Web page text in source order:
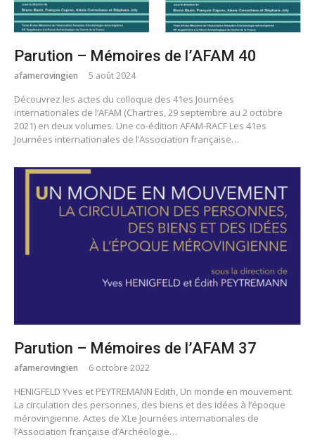
Parution – Mémoires de l’AFAM 40
afamerovingien 5 août 2024
Découvrez les actes du colloque des 41es Journées
internationales de l’AFAM (Chartres, 29 septembre au 2 octobre
2021) en deux volumes. Une co-édition AFAM-RACF Les 41es
Journées internationales de l’Association française…
Parution – Mémoires de l’AFAM 37
afamerovingien 6 octobre 2022
HENIGFELD Yves et PEYTREMANN Edith, Un monde en mouvement.
La circulation des personnes, des biens et des idées à l’époque
mérovingienne. Actes de XLe Journées internationales de
l’Association française d’Archéologie…